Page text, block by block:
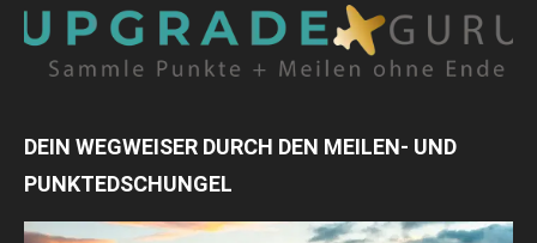
DEIN WEGWEISER DURCH DEN MEILEN- UND
PUNKTEDSCHUNGEL